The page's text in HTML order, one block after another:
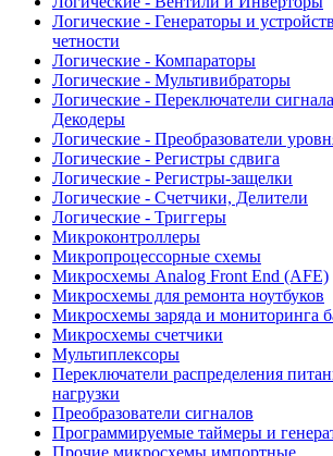
Логические - Генераторы и
четности
Логические - Компараторы
Логические - Мультивибраторы
Логические - Переключатели
Декодеры
Логические - Преобразователи
Логические - Регистры сдвига
Логические - Регистры-защелки
Логические - Счетчики, Делители
Логические - Триггеры
Микроконтроллеры
Микропроцессорные схемы
Микросхемы Analog Front End (AFE)
Микросхемы для ремонта ноутбуков
Микросхемы заряда и мониторинга
Микросхемы счетчики
Мультиплексоры
Переключатели распределения
нагрузки
Преобразователи сигналов
Программируемые таймеры и
Прочие микросхемы импортные